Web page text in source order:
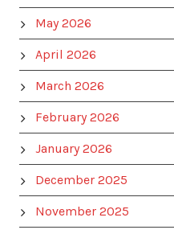
May 2026
April 2026
March 2026
February 2026
January 2026
December 2025
November 2025